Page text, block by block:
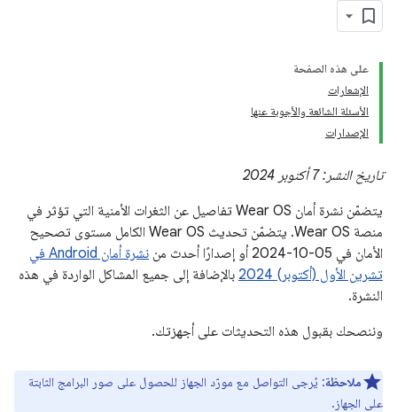
على هذه الصفحة
الإشعارات
الأسئلة الشائعة والأجوبة عنها
الإصدارات
تاريخ النشر: 7 أكتوبر 2024
يتضمّن نشرة أمان Wear OS تفاصيل عن الثغرات الأمنية التي تؤثر في
منصة Wear OS. يتضمّن تحديث Wear OS الكامل مستوى تصحيح
الأمان في 05-10-2024 أو إصدارًا أحدث من
نشرة أمان Android في
تشرين الأول (أكتوبر) 2024
بالإضافة إلى جميع المشاكل الواردة في هذه
النشرة.
وننصحك بقبول هذه التحديثات على أجهزتك.
ملاحظة: يُرجى التواصل مع مورّد الجهاز للحصول على صور البرامج الثابتة
على الجهاز.